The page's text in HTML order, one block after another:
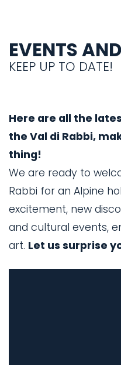
EVENTS
KEEP UP TO DATE!
Here are all the
the Val di Rabbi,
thing!
We are ready to
Rabbi for an Alpine
excitement, new
and cultural events,
art. Let us surprise